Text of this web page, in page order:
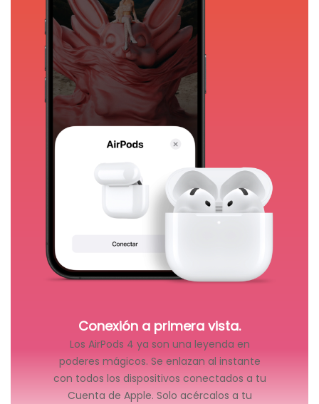
Conexión a primera vista.
Los AirPods 4 ya son una leyenda en
poderes mágicos. Se enlazan al instante
con todos los dispositivos conectados a tu
Cuenta de Apple. Solo acércalos a tu